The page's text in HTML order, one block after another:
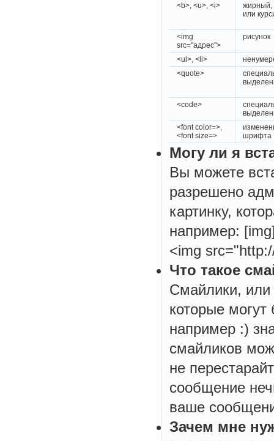
<b>, <u>, <i>
жирный,
или
<img
src="адрес">
рисунок
<ul>, <li>
<quote>
<code>
<font color=>,
<font size=>
шрифта
Могу ли я
Вы можете
разрешено
картинку,
например:
<img
Что такое
Смайлики, или
которые
например :)
смайликов
не
сообщение
ваше
Зачем мне